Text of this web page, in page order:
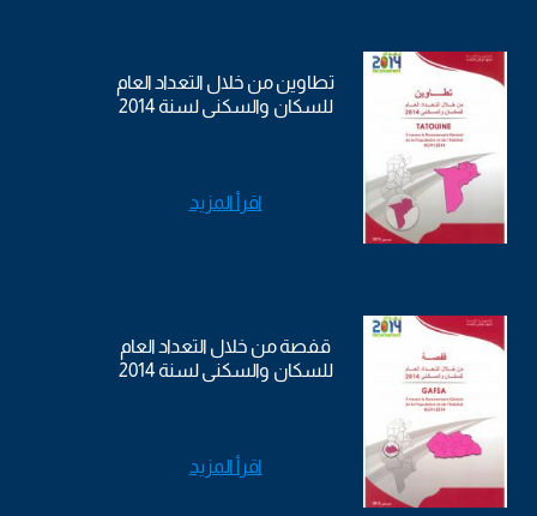
تطاوين من خلال التعداد العام
للسكان والسكنى لسنة 2014
اقرأ المزيد
قفصة من خلال التعداد العام
للسكان والسكنى لسنة 2014
اقرأ المزيد